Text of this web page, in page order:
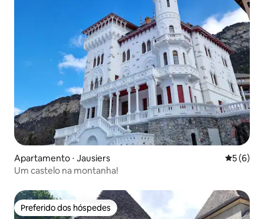
Apartamento ⋅ Jausiers 5 de
5 (6)
Um castelo na montanha!
Preferido dos hóspedes
Preferido dos hóspedes